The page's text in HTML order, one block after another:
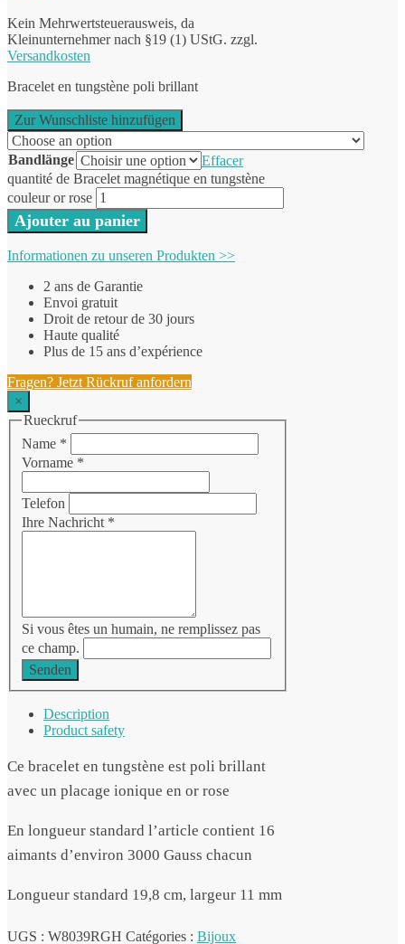
Kein Mehrwertsteuerausweis, da
Kleinunternehmer nach §19 (1) UStG. zzgl.
Versandkosten
Bracelet en tungstène poli brillant
Zur Wunschliste hinzufügen
Bandlänge
Effacer
quantité de Bracelet magnétique en tungstène
couleur or rose
Ajouter au panier
Informationen zu unseren Produkten >>
2 ans de Garantie
Envoi gratuit
Droit de retour de 30 jours
Haute qualité
Plus de 15 ans d’expérience
Fragen? Jetzt Rückruf anfordern
×
Rueckruf
Name *
Vorname *
Telefon
Ihre Nachricht *
Si vous êtes un humain, ne remplissez pas
ce champ.
Senden
Description
Product safety
Ce bracelet en tungstène est poli brillant
avec un placage ionique en or rose
En longueur standard l’article contient 16
aimants d’environ 3000 Gauss chacun
Longueur standard 19,8 cm, largeur 11 mm
UGS : W8039RGH Catégories : Bijoux